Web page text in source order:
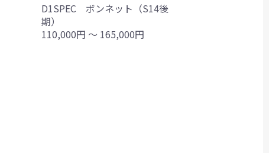
D1SPEC ボンネット（S14後
期）
110,000円 ～ 165,000円